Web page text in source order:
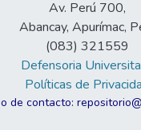
Av. Perú 700,
Abancay, Apurímac,
(083) 321559
Defensoria
Políticas de
de contacto: